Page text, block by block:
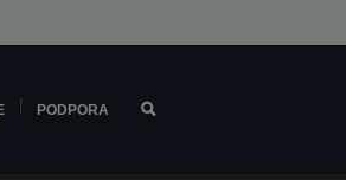
PODPORA